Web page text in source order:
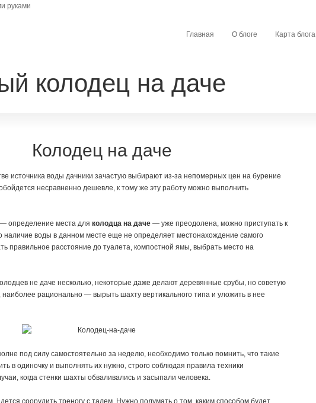
Главная О блоге Карта блога
колодец на даче
Колодец на даче
источника воды дачники зачастую выбирают из-за непомерных цен на бурение
несравненно дешевле, к тому же эту работу можно выполнить
определение места для колодца на даче — уже преодолена, можно приступать к
наличие воды в данном месте еще не определяет местонахождение самого
правильное расстояние до туалета, компостной ямы, выбрать место на
не даче несколько, некоторые даже делают деревянные срубы, но советую
наиболее рационально — вырыть шахту вертикального типа и уложить в нее
под силу самостоятельно за неделю, необходимо только помнить, что такие
в одиночку и выполнять их нужно, строго соблюдая правила техники
когда стенки шахты обваливались и засыпали человека.
соорудить треногу с талем. Нужно подумать о том, каким способом будет